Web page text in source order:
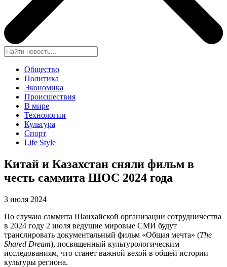
Общество
Политика
Экономика
Происшествия
В мире
Технологии
Культура
Спорт
Life Style
Китай и Казахстан сняли фильм в
честь саммита ШОС 2024 года
3 июля 2024
По случаю саммита Шанхайской организации сотрудничества
в 2024 году 2 июля ведущие мировые СМИ будут
транслировать документальный фильм «Общая мечта» (The
Shared Dream), посвященный культурологическим
исследованиям, что станет важной вехой в общей истории
культуры региона.